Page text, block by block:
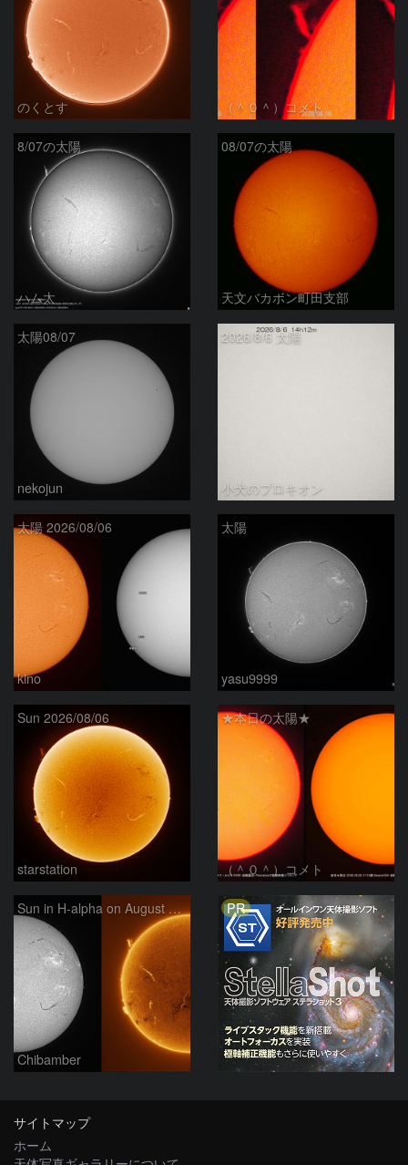
のくとす （＾０＾）コメト
8/07の太陽
ハム太
08/07の太陽
天文バカボン町田支部
太陽08/07
nekojun
2026/8/6 太陽
小犬のプロキオン
太陽 2026/08/06
kino
太陽
yasu9999
Sun 2026/08/06
starstation
★本日の太陽★
（＾０＾）コメト
Sun in H-alpha on August 6, 2026
Chibamber
PR
サイトマップ
ホーム